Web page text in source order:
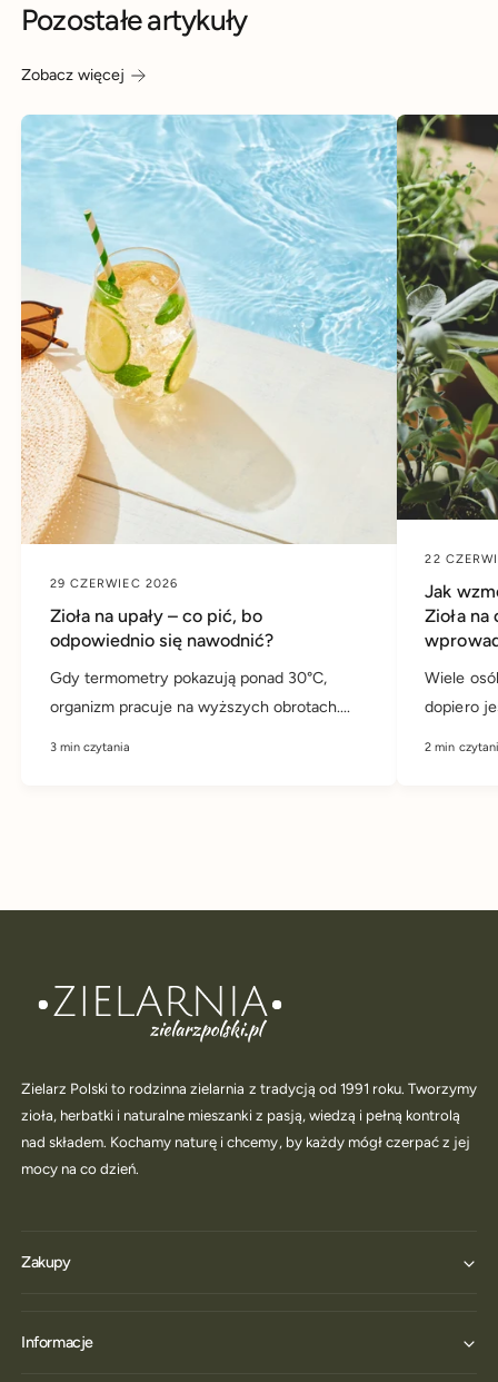
Pozostałe artykuły
Zobacz więcej
29 CZERWIEC 2026
Zioła na upały – co pić, bo
odpowiednio się nawodnić?
Gdy termometry pokazują ponad 30°C,
organizm pracuje na wyższych obrotach....
3 min czytania
22
Jak
Zioła
Wiele
dopiero
2 min
Zielarz Polski to rodzinna zielarnia z tradycją od 1991 roku. Tworzymy
zioła, herbatki i naturalne mieszanki z pasją, wiedzą i pełną kontrolą
nad składem. Kochamy naturę i chcemy, by każdy mógł czerpać z jej
mocy na co dzień.
Zakupy
Informacje